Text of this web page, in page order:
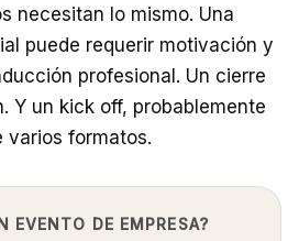
necesitan lo mismo. Una
puede requerir motivación y
profesional. Un cierre
Y un kick off, probablemente
varios formatos.
EVENTO DE EMPRESA?